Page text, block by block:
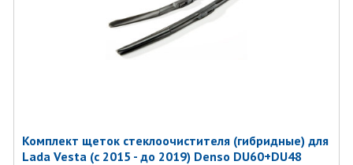
Комплект щеток стеклоочистителя (гибридные) для
Lada Vesta (c 2015 - до 2019) Denso DU60+DU48